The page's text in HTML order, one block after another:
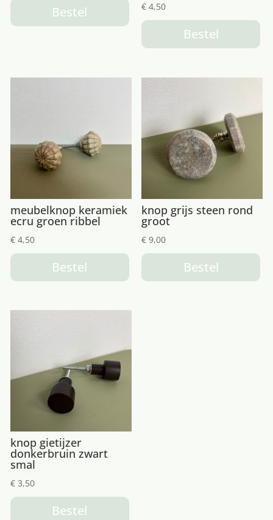
Bestel € 4,50
Bestel
meubelknop keramiek
ecru groen ribbel
€4,50
Bestel
knop grijs steen rond
groot
€ 9,00
Bestel
knop gietijzer
donkerbruin zwart
smal
€3,50
Bestel